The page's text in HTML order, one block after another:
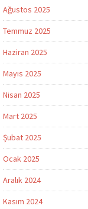
Ağustos 2025
Temmuz 2025
Haziran 2025
Mayıs 2025
Nisan 2025
Mart 2025
Şubat 2025
Ocak 2025
Aralık 2024
Kasım 2024